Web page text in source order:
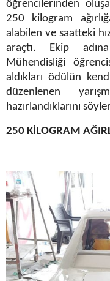
öğrencilerinden
250 kilogram
alabilen ve saatteki
araçtı. Ekip
Mühendisliği
aldıkları ödülün
düzenlenen
hazırlandıklarını
250 KİLOGRAM